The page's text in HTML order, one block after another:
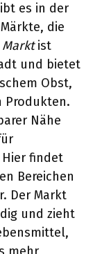
es in der
die
ist
und bietet
Obst,
Produkten.
Nähe
findet
Bereichen
Der Markt
und zieht